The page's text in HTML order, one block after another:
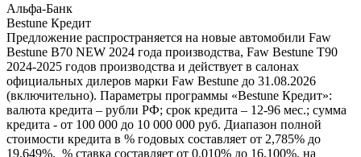
Альфа-Банк
Bestune Кредит
Предложение распространяется на новые автомобили Faw
Bestune B70 NEW 2024 года производства, Faw Bestune T90
2024-2025 годов производства и действует в салонах
официальных дилеров марки Faw Bestune до 31.08.2026
(включительно). Параметры программы «Bestune Кредит»:
валюта кредита – рубли РФ; срок кредита – 12-96 мес.; сумма
кредита - от 100 000 до 10 000 000 руб. Диапазон полной
стоимости кредита в % годовых составляет от 2,785% до
19,649%. % ставка составляет от 0,010% до 16,100%, на